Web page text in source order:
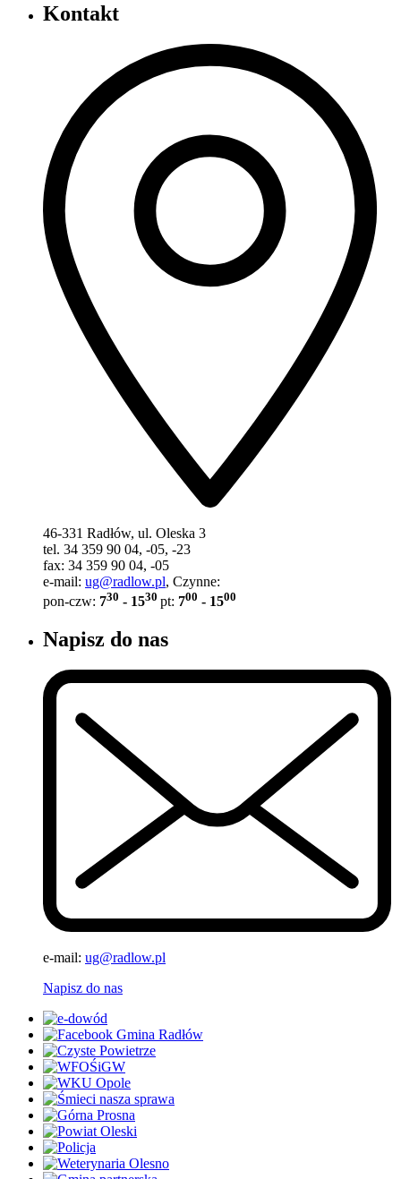
Kontakt
46-331 Radłów, ul. Oleska 3
tel. 34 359 90 04, -05, -23
fax: 34 359 90 04, -05
e-mail: ug@radlow.pl, Czynne:
pon-czw: 730 - 1530 pt: 700 - 1500
Napisz do nas
e-mail: ug@radlow.pl
Napisz do nas